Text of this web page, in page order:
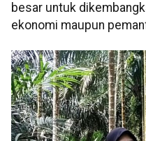
besar untuk
ekonomi maupun